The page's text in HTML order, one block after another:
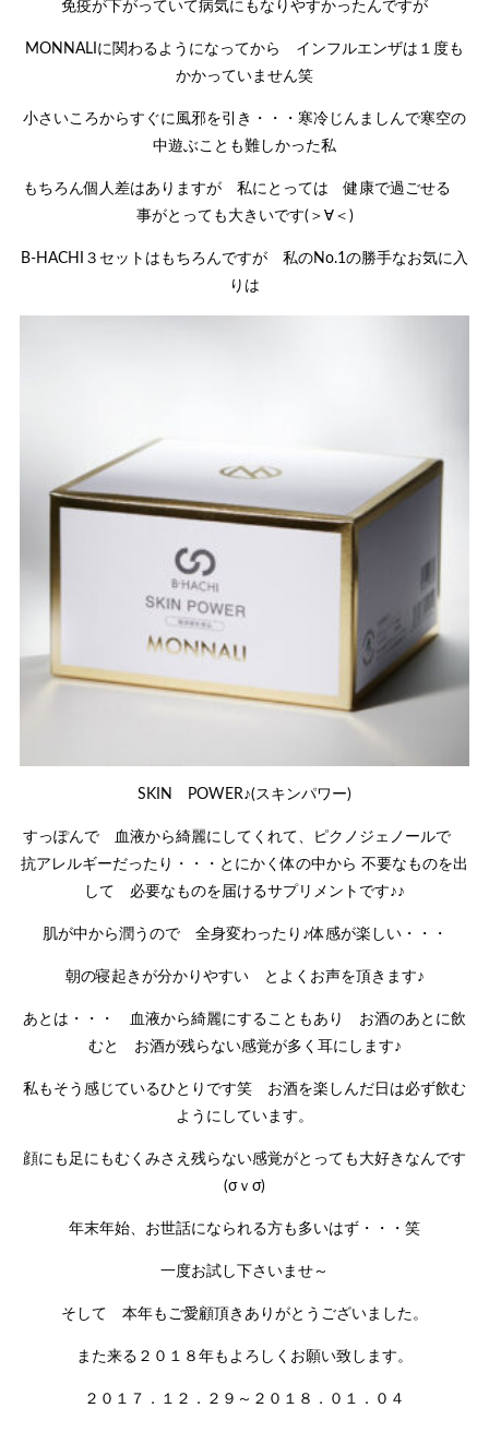
免疫が下がっていて病気にもなりやすかったんですが
MONNALIに関わるようになってから インフルエンザは１度も
かかっていません笑
小さいころからすぐに風邪を引き・・・寒冷じんましんで寒空の
中遊ぶことも難しかった私
もちろん個人差はありますが 私にとっては 健康で過ごせる
事がとっても大きいです(＞∀＜)
B-HACHI３セットはもちろんですが 私のNo.1の勝手なお気に入
りは
SKIN POWER♪(スキンパワー)
すっぽんで 血液から綺麗にしてくれて、ピクノジェノールで
抗アレルギーだったり・・・とにかく体の中から 不要なものを出
して 必要なものを届けるサプリメントです♪♪
肌が中から潤うので 全身変わったり♪体感が楽しい・・・
朝の寝起きが分かりやすい とよくお声を頂きます♪
あとは・・・ 血液から綺麗にすることもあり お酒のあとに飲
むと お酒が残らない感覚が多く耳にします♪
私もそう感じているひとりです笑 お酒を楽しんだ日は必ず飲む
ようにしています。
顔にも足にもむくみさえ残らない感覚がとっても大好きなんです
(σｖσ)
年末年始、お世話になられる方も多いはず・・・笑
一度お試し下さいませ～
そして 本年もご愛顧頂きありがとうございました。
また来る２０１８年もよろしくお願い致します。
２０１７．１２．２９～２０１８．０１．０４